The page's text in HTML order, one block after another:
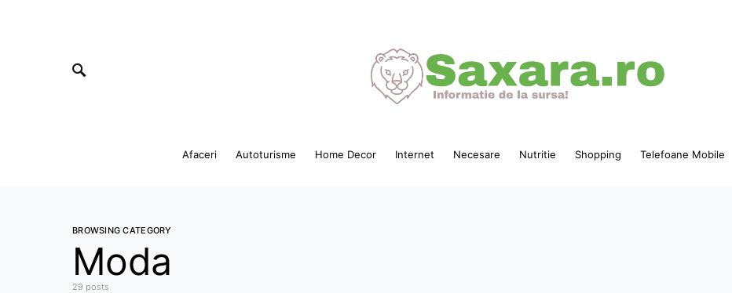
Afaceri Autoturisme Home Decor Internet Necesare Nutritie Shopping Telefoane Mobile
BROWSING CATEGORY
Moda
29 posts